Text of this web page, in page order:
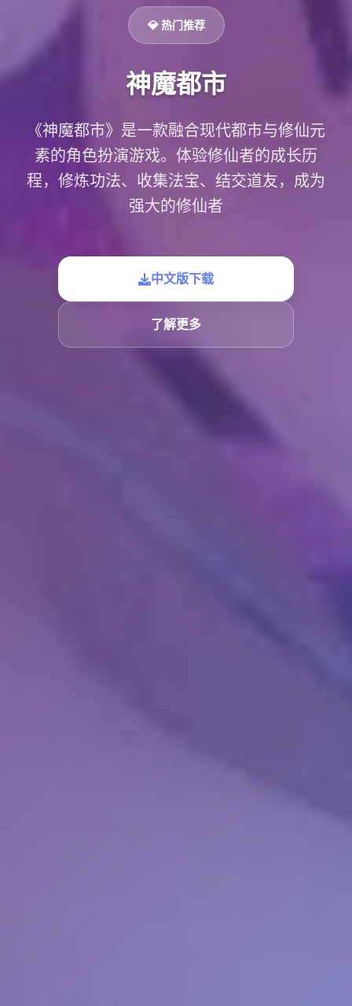
💎 热门推荐
神魔都市
《神魔都市》是一款融合现代都市与修仙元
素的角色扮演游戏。体验修仙者的成长历
程，修炼功法、收集法宝、结交道友，成为
强大的修仙者
中文版下载
了解更多